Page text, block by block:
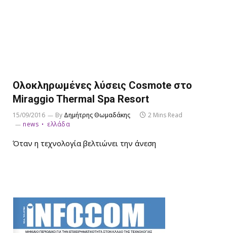
Ολοκληρωμένες λύσεις Cosmote στο
Miraggio Thermal Spa Resort
15/09/2016 By Δημήτρης Θωμαδάκης
2 Mins Read
news
ελλάδα
Όταν η τεχνολογία βελτιώνει την άνεση